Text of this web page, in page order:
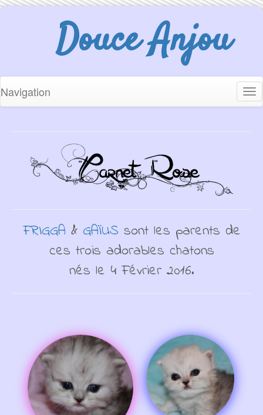
Douce Anjou
Navigation
FRIGGA & GAÏUS sont les parents de
ces trois adorables chatons
nés le 4 Février 2016.